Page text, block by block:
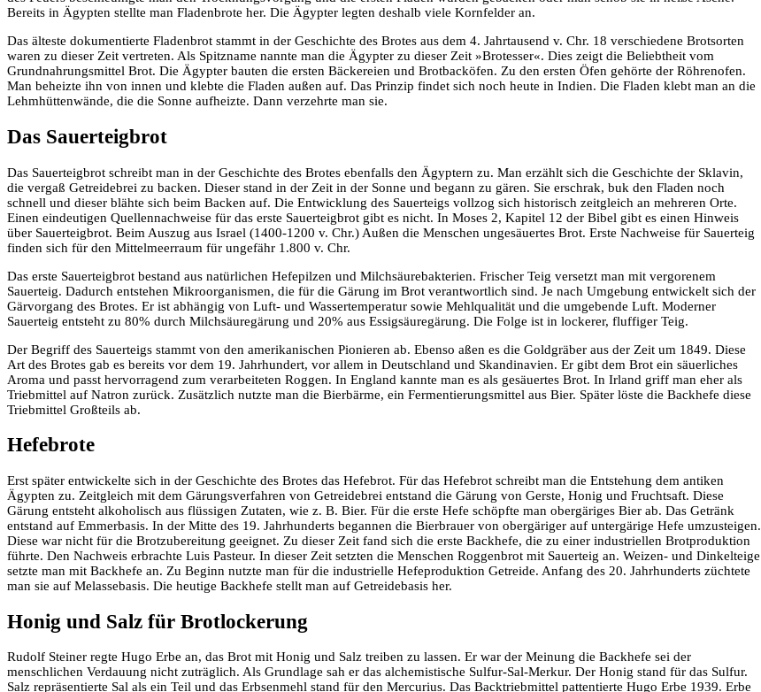
Bereits in Ägypten stellte man Fladenbrote her. Die Ägypter legten deshalb viele Kornfelder an.
Das älteste dokumentierte Fladenbrot stammt in der Geschichte des Brotes aus dem 4. Jahrtausend v. Chr. 18 verschiedene Brotsorten
waren zu dieser Zeit vertreten. Als Spitzname nannte man die Ägypter zu dieser Zeit »Brotesser«. Dies zeigt die Beliebtheit vom
Grundnahrungsmittel Brot. Die Ägypter bauten die ersten Bäckereien und Brotbacköfen. Zu den ersten Öfen gehörte der Röhrenofen.
Man beheizte ihn von innen und klebte die Fladen außen auf. Das Prinzip findet sich noch heute in Indien. Die Fladen klebt man an die
Lehmhüttenwände, die die Sonne aufheizte. Dann verzehrte man sie.
Das Sauerteigbrot
Das Sauerteigbrot schreibt man in der Geschichte des Brotes ebenfalls den Ägyptern zu. Man erzählt sich die Geschichte der Sklavin,
die vergaß Getreidebrei zu backen. Dieser stand in der Zeit in der Sonne und begann zu gären. Sie erschrak, buk den Fladen noch
schnell und dieser blähte sich beim Backen auf. Die Entwicklung des Sauerteigs vollzog sich historisch zeitgleich an mehreren Orte.
Einen eindeutigen Quellennachweise für das erste Sauerteigbrot gibt es nicht. In Moses 2, Kapitel 12 der Bibel gibt es einen Hinweis
über Sauerteigbrot. Beim Auszug aus Israel (1400-1200 v. Chr.) Außen die Menschen ungesäuertes Brot. Erste Nachweise für Sauerteig
finden sich für den Mittelmeerraum für ungefähr 1.800 v. Chr.
Das erste Sauerteigbrot bestand aus natürlichen Hefepilzen und Milchsäurebakterien. Frischer Teig versetzt man mit vergorenem
Sauerteig. Dadurch entstehen Mikroorganismen, die für die Gärung im Brot verantwortlich sind. Je nach Umgebung entwickelt sich der
Gärvorgang des Brotes. Er ist abhängig von Luft- und Wassertemperatur sowie Mehlqualität und die umgebende Luft. Moderner
Sauerteig entsteht zu 80% durch Milchsäuregärung und 20% aus Essigsäuregärung. Die Folge ist in lockerer, fluffiger Teig.
Der Begriff des Sauerteigs stammt von den amerikanischen Pionieren ab. Ebenso aßen es die Goldgräber aus der Zeit um 1849. Diese
Art des Brotes gab es bereits vor dem 19. Jahrhundert, vor allem in Deutschland und Skandinavien. Er gibt dem Brot ein säuerliches
Aroma und passt hervorragend zum verarbeiteten Roggen. In England kannte man es als gesäuertes Brot. In Irland griff man eher als
Triebmittel auf Natron zurück. Zusätzlich nutzte man die Bierbärme, ein Fermentierungsmittel aus Bier. Später löste die Backhefe diese
Triebmittel Großteils ab.
Hefebrote
Erst später entwickelte sich in der Geschichte des Brotes das Hefebrot. Für das Hefebrot schreibt man die Entstehung dem antiken
Ägypten zu. Zeitgleich mit dem Gärungsverfahren von Getreidebrei entstand die Gärung von Gerste, Honig und Fruchtsaft. Diese
Gärung entsteht alkoholisch aus flüssigen Zutaten, wie z. B. Bier. Für die erste Hefe schöpfte man obergäriges Bier ab. Das Getränk
entstand auf Emmerbasis. In der Mitte des 19. Jahrhunderts begannen die Bierbrauer von obergäriger auf untergärige Hefe umzusteigen.
Diese war nicht für die Brotzubereitung geeignet. Zu dieser Zeit fand sich die erste Backhefe, die zu einer industriellen Brotproduktion
führte. Den Nachweis erbrachte Luis Pasteur. In dieser Zeit setzten die Menschen Roggenbrot mit Sauerteig an. Weizen- und Dinkelteige
setzte man mit Backhefe an. Zu Beginn nutzte man für die industrielle Hefeproduktion Getreide. Anfang des 20. Jahrhunderts züchtete
man sie auf Melassebasis. Die heutige Backhefe stellt man auf Getreidebasis her.
Honig und Salz für Brotlockerung
Rudolf Steiner regte Hugo Erbe an, das Brot mit Honig und Salz treiben zu lassen. Er war der Meinung die Backhefe sei der
menschlichen Verdauung nicht zuträglich. Als Grundlage sah er das alchemistische Sulfur-Sal-Merkur. Der Honig stand für das Sulfur.
Salz repräsentierte Sal als ein Teil und das Erbsenmehl stand für den Mercurius. Das Backtriebmittel pattentierte Hugo Erbe 1939. Erbe